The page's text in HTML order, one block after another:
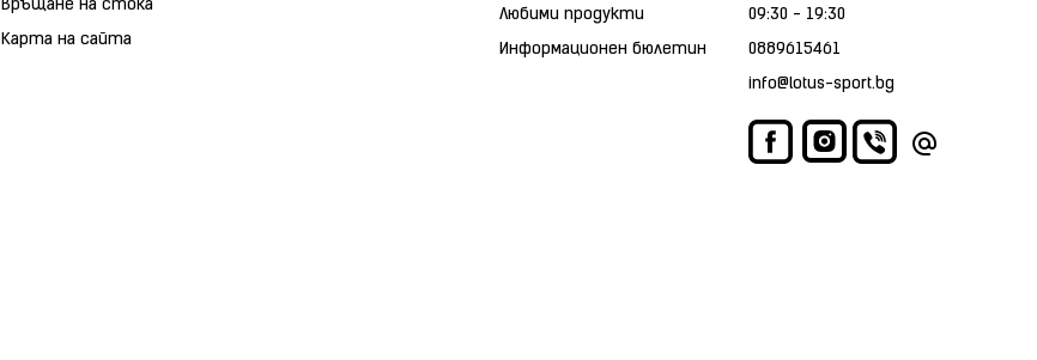
Връщане на стока
Карта на сайта
Любими продукти
Информационен бюлетин
09:30 - 19:30
0889615461
info@lotus-sport.bg